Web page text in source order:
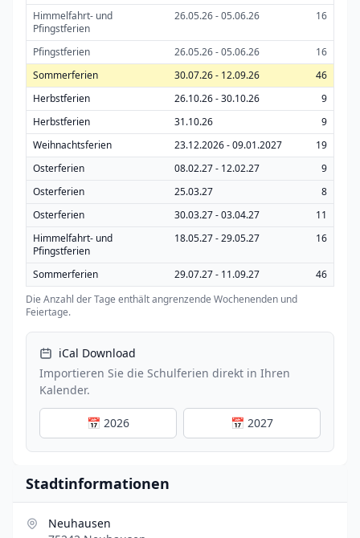
Himmelfahrt- und
Pfingstferien
26.05.26 - 05.06.26 16
Pfingstferien 26.05.26 - 05.06.26
16
Sommerferien
30.07.26 - 12.09.26
46
Herbstferien
26.10.26 - 30.10.26
9
Herbstferien
31.10.26
9
Weihnachtsferien
23.12.2026 - 09.01.2027
19
Osterferien
08.02.27 - 12.02.27
9
Osterferien
25.03.27
8
Osterferien
30.03.27 - 03.04.27
11
Himmelfahrt- und
Pfingstferien
18.05.27 - 29.05.27 16
Sommerferien 29.07.27 - 11.09.27
46
Die Anzahl der Tage enthält angrenzende Wochenenden und
Feiertage.
iCal Download
Importieren Sie die Schulferien direkt in Ihren
Kalender.
📅 2026 📅 2027
Stadtinformationen
Neuhausen